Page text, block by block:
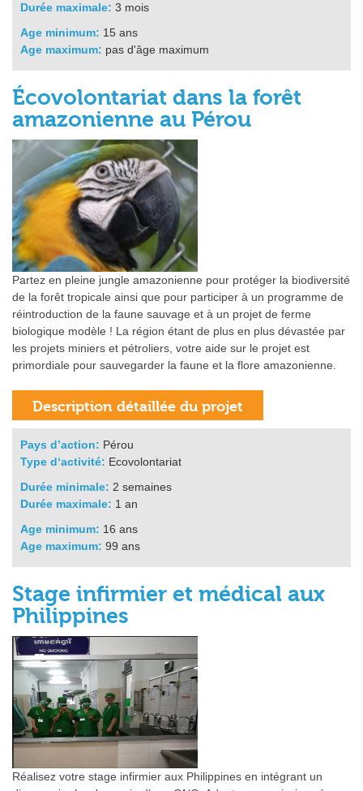
Durée maximale: 3 mois
Age minimum: 15 ans
Age maximum: pas d'âge maximum
Écovolontariat dans la forêt
amazonienne au Pérou
Partez en pleine jungle amazonienne pour protéger la biodiversité
de la forêt tropicale ainsi que pour participer à un programme de
réintroduction de la faune sauvage et à un projet de ferme
biologique modèle ! La région étant de plus en plus dévastée par
les projets miniers et pétroliers, votre aide sur le projet est
primordiale pour sauvegarder la faune et la flore amazonienne.
Pays d’action: Pérou
Type d‘activité: Ecovolontariat
Durée minimale: 2 semaines
Durée maximale: 1 an
Age minimum: 16 ans
Age maximum: 99 ans
Stage infirmier et médical aux
Philippines
Réalisez votre stage infirmier aux Philippines en intégrant un